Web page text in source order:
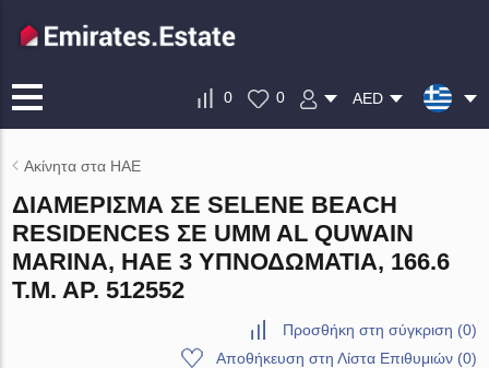
0 0 AED
Ακίνητα στα ΗΑΕ
ΔΙΑΜΈΡΙΣΜΑ ΣΕ SELENE BEACH
RESIDENCES ΣΕ UMM AL QUWAIN
MARINA, ΗΑΕ 3 ΥΠΝΟΔΩΜΆΤΙΑ, 166.6
Τ.Μ. ΑΡ. 512552
Προσθήκη στη σύγκριση (0)
Αποθήκευση στη Λίστα Επιθυμιών(0)